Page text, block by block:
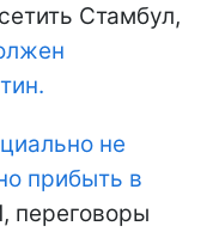
Стамбул,
не
прибыть в